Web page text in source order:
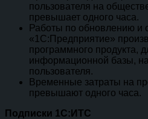
пользователя на
превышает одного часа.
Работы по обновлению и
«1С:Предприятие»
программного продукта,
информационной базы,
пользователя.
Временные затраты на
превышают одного часа.
Подписки 1С:ИТС